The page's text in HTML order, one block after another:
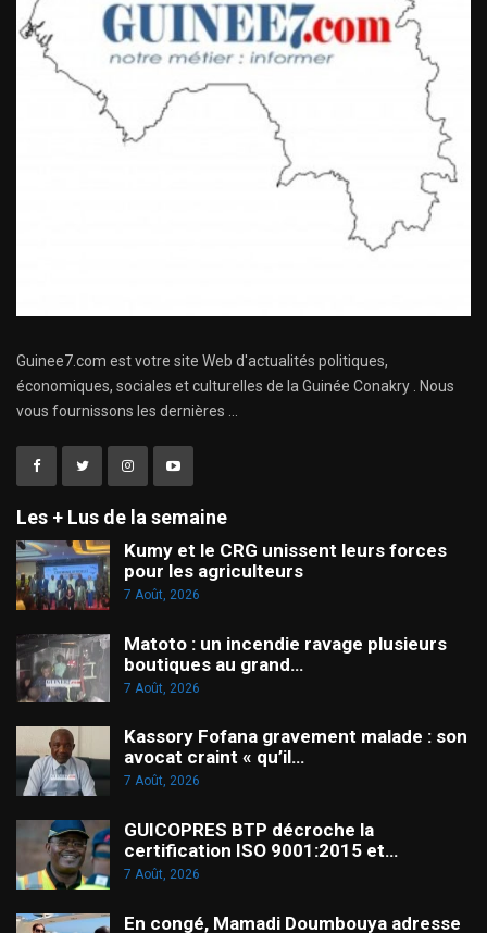
Guinee7.com est votre site Web d'actualités politiques,
économiques, sociales et culturelles de la Guinée Conakry . Nous
vous fournissons les dernières ...
Les + Lus de la semaine
Kumy et le CRG unissent leurs forces
pour les agriculteurs
7 Août, 2026
Matoto : un incendie ravage plusieurs
boutiques au grand…
7 Août, 2026
Kassory Fofana gravement malade : son
avocat craint « qu’il…
7 Août, 2026
GUICOPRES BTP décroche la
certification ISO 9001:2015 et…
7 Août, 2026
En congé, Mamadi Doumbouya adresse